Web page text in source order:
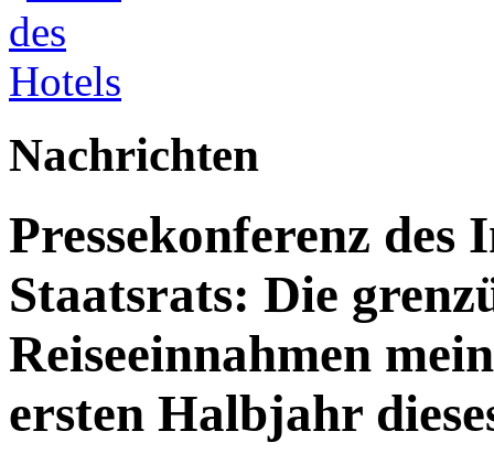
Nachrichten
Pressekonferenz des
Staatsrats: Die
Reiseeinnahmen
ersten Halbjahr